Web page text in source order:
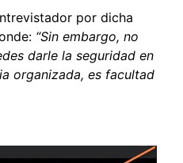
por dicha
“Sin embargo, no
darle la seguridad en
organizada, es facultad